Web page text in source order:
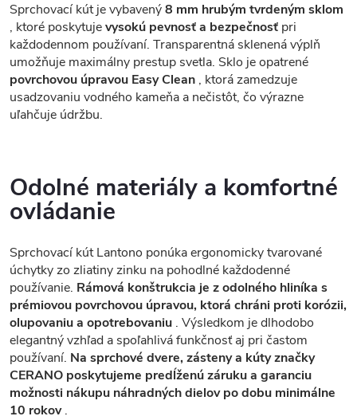
Sprchovací kút je vybavený8 mm hrubým tvrdeným sklom
, ktoré poskytujevysokú pevnosť a bezpečnosť pri
každodennom používaní. Transparentná sklenená výplň
umožňuje maximálny prestup svetla. Sklo je opatrené
povrchovou úpravou Easy Clean , ktorá zamedzuje
usadzovaniu vodného kameňa a nečistôt, čo výrazne
uľahčuje údržbu.
Odolné materiály a komfortné
ovládanie
Sprchovací kút Lantono ponúka ergonomicky tvarované
úchytky zo zliatiny zinku na pohodlné každodenné
používanie. Rámová konštrukcia je z odolného hliníka s
prémiovou povrchovou úpravou, ktorá chráni proti korózii,
olupovaniu a opotrebovaniu . Výsledkom je dlhodobo
elegantný vzhľad a spoľahlivá funkčnosť aj pri častom
používaní. Na sprchové dvere, zásteny a kúty značky
CERANO poskytujeme predĺženú záruku a garanciu
možnosti nákupu náhradných dielov po dobu minimálne
10 rokov.